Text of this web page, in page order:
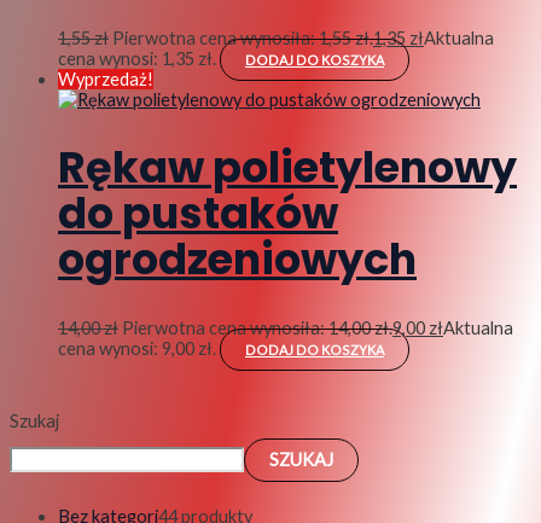
1,55zł Pierwotna cena wynosiła: 1,55 zł.1,35 złAktualna
cena wynosi: 1,35 zł.
DODAJ DO KOSZYKA
Wyprzedaż!
Rękaw polietylenowy
do pustaków
ogrodzeniowych
14,00zł Pierwotna cena wynosiła: 14,00 zł.9,00 złAktualna
cena wynosi: 9,00 zł.
DODAJ DO KOSZYKA
Szukaj
SZUKAJ
Bez kategori44 produkty